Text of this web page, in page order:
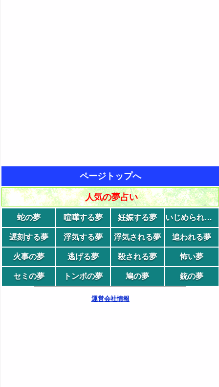
ページトップへ
人気の夢占い
蛇の夢 喧嘩する夢 妊娠する夢 いじめられる夢
遅刻する夢 浮気する夢 浮気される夢 追われる夢
火事の夢 逃げる夢 殺される夢 怖い夢
セミの夢 トンボの夢 鳩の夢 銃の夢
運営会社情報